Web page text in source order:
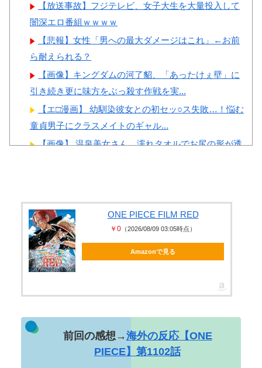
のが面白い…（ﾌﾞﾙﾌﾞﾙ」＝韓
韓国人「韓国サッカー協会関
係者が『不適切接待は慣行だっ
た』と衝撃発言！日韓ワールド
カップ4強にも疑いの視線が向
けられる」
Powered by livedoor 相互RSS
【放送事故】フジテレビ、女子大生を大量投入して
闇深エロ番組ｗｗｗｗ
【悲報】女性「男への最大ダメージはこれ」←お前
ら耐えられる？
【画像】キングダムの河了貂、「あったけぇ壁」に
引き続き更に味方をぶっ殺す作戦を実...
【エ□漫画】 幼馴染彼女との初セッ○ス失敗…！悩む
童貞男子にクラスメイトのギャル...
【画像】 温泉美女さん、濡れタオルでお尻の形が透
手マン嫌がる彼氏持ちギャル「ねぇもうやめて！」
⇒ マ○コは正直だった結果…
友廣南実アナ 海に落ちてパンツが透けてしまうハプ
ニング！！【GIF動画あり】
Powered by livedoor 相互RSS
ONE PIECE FILM RED
￥0 （2026/08/09 03:05時点）
Amazonで見る
前回の感想→海外の反応【ONE
PIECE】第1102話